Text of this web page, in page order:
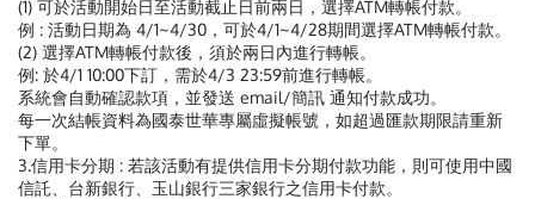
(1) 可於活動開始日至活動截止日前兩日，選擇ATM轉帳付款。
例 : 活動日期為 4/1~4/30，可於4/1~4/28期間選擇ATM轉帳付款。
(2) 選擇ATM轉帳付款後，須於兩日內進行轉帳。
例: 於4/1 10:00下訂，需於4/3 23:59前進行轉帳。
系統會自動確認款項，並發送 email/簡訊 通知付款成功。
每一次結帳資料為國泰世華專屬虛擬帳號，如超過匯款期限請重新
下單。
3.信用卡分期 : 若該活動有提供信用卡分期付款功能，則可使用中國
信託、台新銀行、玉山銀行三家銀行之信用卡付款。